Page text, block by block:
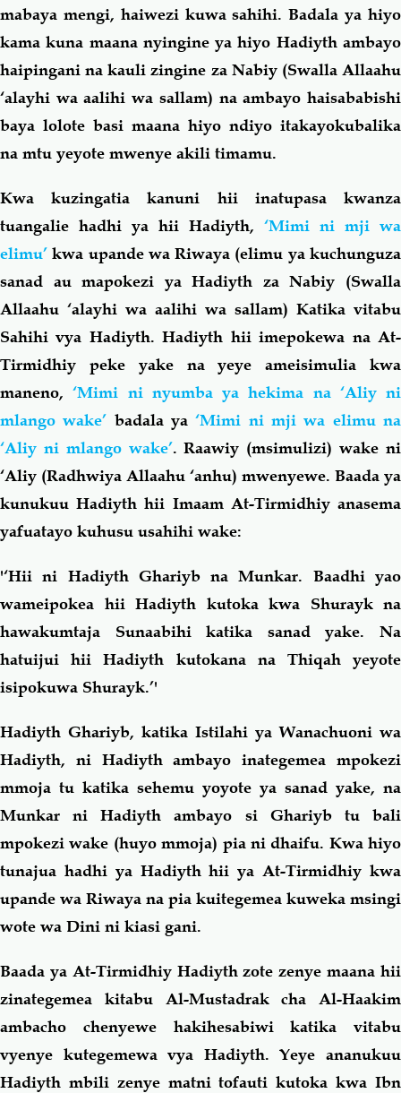
mabaya mengi, haiwezi kuwa sahihi. Badala ya hiyo
kama kuna maana nyingine ya hiyo Hadiyth ambayo
haipingani na kauli zingine za Nabiy (Swalla Allaahu
‘alayhi wa aalihi wa sallam) na ambayo haisababishi
baya lolote basi maana hiyo ndiyo itakayokubalika
na mtu yeyote mwenye akili timamu.
Kwa kuzingatia kanuni hii inatupasa kwanza
tuangalie hadhi ya hii Hadiyth, ‘Mimi ni mji wa
elimu’kwa upande wa Riwaya (elimu ya kuchunguza
sanad au mapokezi ya Hadiyth za Nabiy (Swalla
Allaahu ‘alayhi wa aalihi wa sallam) Katika vitabu
Sahihi vya Hadiyth. Hadiyth hii imepokewa na At-
Tirmidhiy peke yake na yeye ameisimulia kwa
maneno,‘Mimi ni nyumba ya hekima na ‘Aliy ni
mlango wake’ badala ya‘Mimi ni mji wa elimu na
‘Aliy ni mlango wake’. Raawiy (msimulizi) wake ni
‘Aliy (Radhwiya Allaahu ‘anhu) mwenyewe. Baada ya
kunukuu Hadiyth hii Imaam At-Tirmidhiy anasema
yafuatayo kuhusu usahihi wake:
'‘Hii ni Hadiyth Ghariyb na Munkar. Baadhi yao
wameipokea hii Hadiyth kutoka kwa Shurayk na
hawakumtaja Sunaabihi katika sanad yake. Na
hatuijui hii Hadiyth kutokana na Thiqah yeyote
isipokuwa Shurayk.’'
Hadiyth Ghariyb, katika Istilahi ya Wanachuoni wa
Hadiyth, ni Hadiyth ambayo inategemea mpokezi
mmoja tu katika sehemu yoyote ya sanad yake, na
Munkar ni Hadiyth ambayo si Ghariyb tu bali
mpokezi wake (huyo mmoja) pia ni dhaifu. Kwa hiyo
tunajua hadhi ya Hadiyth hii ya At-Tirmidhiy kwa
upande wa Riwaya na pia kuitegemea kuweka msingi
wote wa Dini ni kiasi gani.
Baada ya At-Tirmidhiy Hadiyth zote zenye maana hii
zinategemea kitabu Al-Mustadrak cha Al-Haakim
ambacho chenyewe hakihesabiwi katika vitabu
vyenye kutegemewa vya Hadiyth. Yeye ananukuu
Hadiyth mbili zenye matni tofauti kutoka kwa Ibn